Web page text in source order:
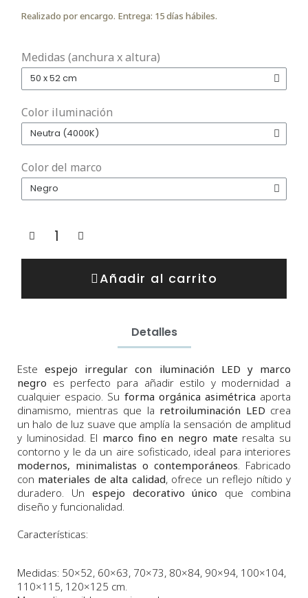
Realizado por encargo. Entrega: 15 días hábiles.
Medidas (anchura x altura)
Color iluminación
Color del marco
Añadir al carrito
Detalles
Esteespejo irregular con iluminación LED y marco
negro es perfecto para añadir estilo y modernidad a
cualquier espacio. Su forma orgánica asimétrica aporta
dinamismo, mientras que la retroiluminación LED crea
un halo de luz suave que amplía la sensación de amplitud
y luminosidad. El marco fino en negro mate resalta su
contorno y le da un aire sofisticado, ideal para interiores
modernos, minimalistas o contemporáneos . Fabricado
con materiales de alta calidad, ofrece un reflejo nítido y
duradero. Un espejo decorativo único que combina
diseño y funcionalidad.
Características:
Medidas: 50×52, 60×63, 70×73, 80×84, 90×94, 100×104,
110×115, 120×125 cm.